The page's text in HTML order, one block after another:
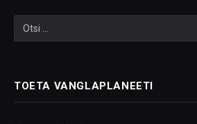
TOETA VANGLAPLANEETI